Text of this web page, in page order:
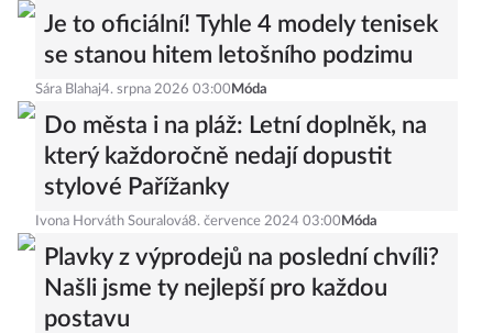
Je to oficiální! Tyhle 4 modely tenisek
se stanou hitem letošního podzimu
Sára Blahaj4. srpna 2026 03:00 Móda
Do města i na pláž: Letní doplněk, na
který každoročně nedají dopustit
stylové Pařížanky
Ivona Horváth Souralová8. července 2024 03:00 Móda
Plavky z výprodejů na poslední chvíli?
Našli jsme ty nejlepší pro každou
postavu